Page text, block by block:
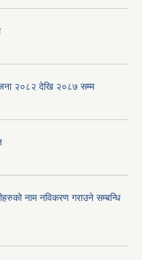
२०८२ देखि २०८७ सम्म
नाम नविकरण गराउने सम्बन्धि